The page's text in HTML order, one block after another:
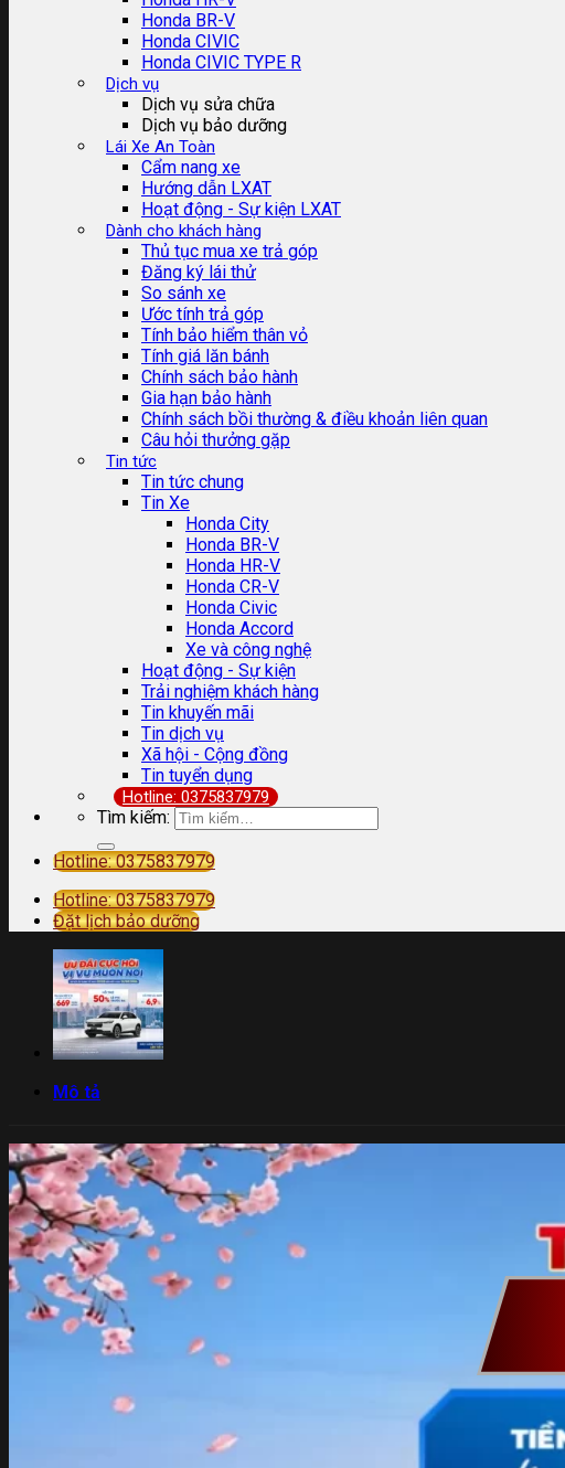
Honda BR-V
Honda CIVIC
Honda CIVIC TYPE R
Dịch vụ
Dịch vụ sửa chữa
Dịch vụ bảo dưỡng
Lái Xe An Toàn
Cẩm nang xe
Hướng dẫn LXAT
Hoạt động - Sự kiện LXAT
Dành cho khách hàng
Thủ tục mua xe trả góp
Đăng ký lái thử
So sánh xe
Ước tính trả góp
Tính bảo hiểm thân vỏ
Tính giá lăn bánh
Chính sách bảo hành
Gia hạn bảo hành
Chính sách bồi thường & điều khoản liên quan
Câu hỏi thưởng gặp
Tin tức
Tin tức chung
Tin Xe
Honda City
Honda BR-V
Honda HR-V
Honda CR-V
Honda Civic
Honda Accord
Xe và công nghệ
Hoạt động - Sự kiện
Trải nghiệm khách hàng
Tin khuyến mãi
Tin dịch vụ
Xã hội - Cộng đồng
Tin tuyển dụng
Hotline: 0375837979
Tìm kiếm:
Hotline: 0375837979
Hotline: 0375837979
Đặt lịch bảo dưỡng
Mô tả